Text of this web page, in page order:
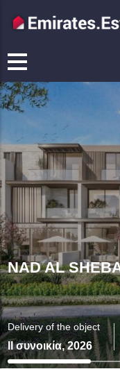
NAD AL
Delivery of the object
II συνοικία, 2026